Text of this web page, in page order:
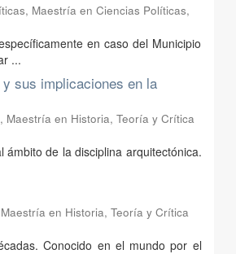
Maestría en Ciencias Políticas,
en caso del Municipio
...
sus implicaciones en la
Maestría en Historia, Teoría y Crítica
de la disciplina arquitectónica.
en Historia, Teoría y Crítica
Conocido en el mundo por el